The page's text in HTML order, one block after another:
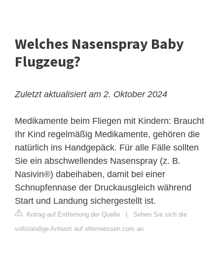
Welches Nasenspray Baby
Flugzeug?
Zuletzt aktualisiert am 2. Oktober 2024
Medikamente beim Fliegen mit Kindern: Braucht
Ihr Kind regelmäßig Medikamente, gehören die
natürlich ins Handgepäck. Für alle Fälle sollten
Sie ein abschwellendes Nasenspray (z. B.
Nasivin®) dabeihaben, damit bei einer
Schnupfennase der Druckausgleich während
Start und Landung sichergestellt ist.
Antrag auf Entfernung der Quelle
Sehen Sie sich die
vollständige Antwort auf elternwissen.com an